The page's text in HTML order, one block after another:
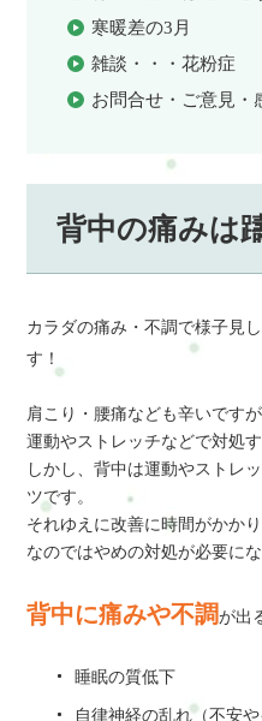
寒暖差の3月
雑談・・・花粉症
お問合せ・ご意見・
背中の痛みは
カラダの痛み・不調で様子見
す！
肩こり・腰痛なども辛いですが
運動やストレッチなどで対処
しかし、背中は運動やストレ
ツです。
それゆえに改善に時間がかかり
なのではやめの対処が必要にな
背中に痛みや不調が出
睡眠の質低下
自律神経の乱れ（不安や